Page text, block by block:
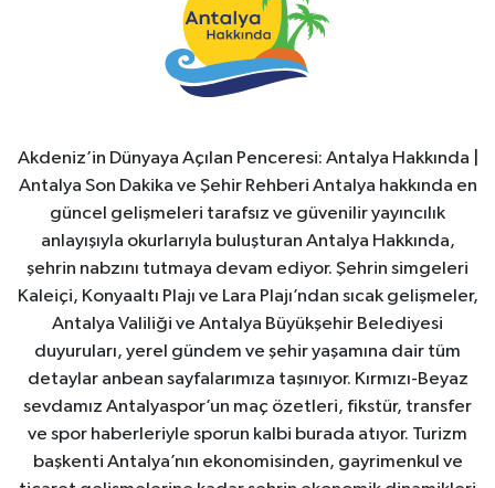
Akdeniz’in Dünyaya Açılan Penceresi: Antalya Hakkında |
Antalya Son Dakika ve Şehir Rehberi Antalya hakkında en
güncel gelişmeleri tarafsız ve güvenilir yayıncılık
anlayışıyla okurlarıyla buluşturan Antalya Hakkında,
şehrin nabzını tutmaya devam ediyor. Şehrin simgeleri
Kaleiçi, Konyaaltı Plajı ve Lara Plajı’ndan sıcak gelişmeler,
Antalya Valiliği ve Antalya Büyükşehir Belediyesi
duyuruları, yerel gündem ve şehir yaşamına dair tüm
detaylar anbean sayfalarımıza taşınıyor. Kırmızı-Beyaz
sevdamız Antalyaspor’un maç özetleri, fikstür, transfer
ve spor haberleriyle sporun kalbi burada atıyor. Turizm
başkenti Antalya’nın ekonomisinden, gayrimenkul ve